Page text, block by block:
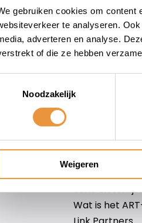
gebruiken cookies om content
te analyseren.
adverteren en analyse.
of die ze hebben
Noodzakelijk
Weigeren
Cookiebeleid
Over ons
Privacy Policy
Verzenden &
Contact
Sitemap
Art-slotenlijst
Scm-slotenlijst
Wat is het